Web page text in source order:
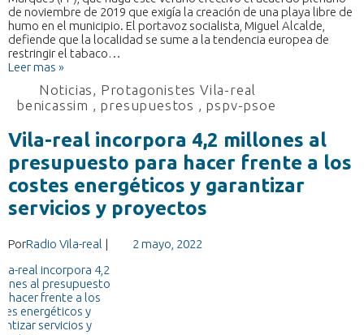
de noviembre de 2019 que exigía la creación de una playa libre de
humo en el municipio. El portavoz socialista, Miguel Alcalde,
defiende que la localidad se sume a la tendencia europea de
restringir el tabaco…
Leer mas »
Noticias
Protagonistes Vila-real
benicassim
presupuestos pspv-psoe
Vila-real incorpora 4,2 millones al
presupuesto para hacer frente a los
costes energéticos y garantizar
servicios y proyectos
PorRadio Vila-real | 2 mayo, 2022